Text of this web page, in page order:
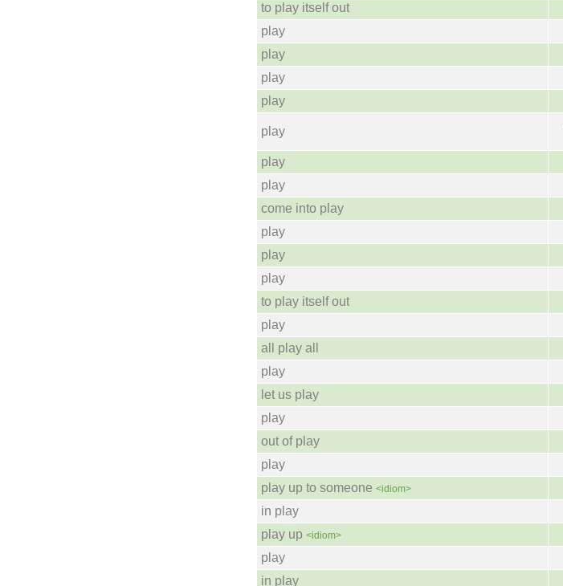
to play itself out
play
play
play
play
play
play
play
come into play
play
play
play
to play itself out
play
all play all
play
let us play
play
out of play
play
play up to someone <idiom>
in play
play up <idiom>
play
in play